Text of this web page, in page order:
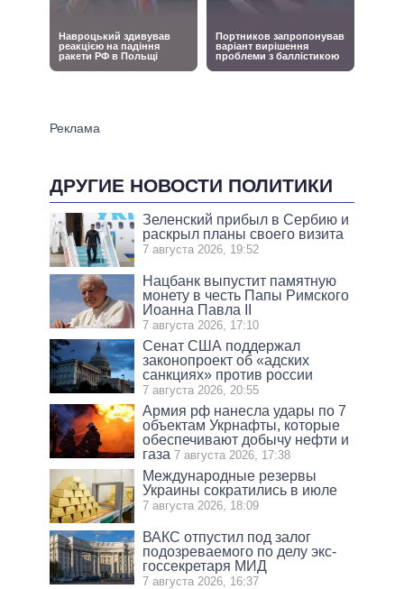
ДРУГИЕ НОВОСТИ ПОЛИТИКИ
Зеленский прибыл в Сербию и
раскрыл планы своего визита
7 августа 2026, 19:52
Нацбанк выпустит памятную
монету в честь Папы Римского
Иоанна Павла II
7 августа 2026, 17:10
Сенат США поддержал
законопроект об «адских
санкциях» против россии
7 августа 2026, 20:55
Армия рф нанесла удары по 7
объектам Укрнафты, которые
обеспечивают добычу нефти и
газа 7 августа 2026, 17:38
Международные резервы
Украины сократились в июле
7 августа 2026, 18:09
ВАКС отпустил под залог
подозреваемого по делу экс-
госсекретаря МИД
7 августа 2026, 16:37